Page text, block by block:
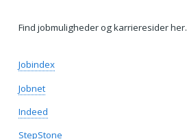
Find jobmuligheder og karrieresider her.
Jobindex
Jobnet
Indeed
StepStone